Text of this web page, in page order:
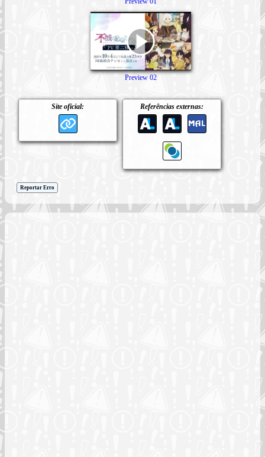
Site oficial: Referências externas:
Preview 02
Reportar Erro